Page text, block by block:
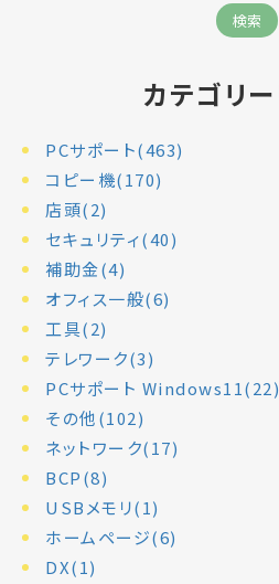
カテゴリ
PCサポート(463)
コピー機(170)
店頭(2)
セキュリティ(40)
補助金(4)
オフィス一般(6)
工具(2)
テレワーク(3)
PCサポート Windows11(22)
その他(102)
ネットワーク(17)
BCP(8)
USBメモリ(1)
ホームページ(6)
DX(1)